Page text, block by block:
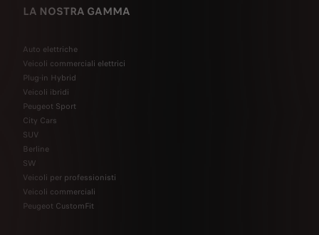
LA NOSTRA GAMMA
Auto elettriche
Veicoli commerciali elettrici
Plug-in Hybrid
Veicoli ibridi
Peugeot Sport
City Cars
SUV
Berline
SW
Veicoli per professionisti
Veicoli commerciali
Peugeot CustomFit